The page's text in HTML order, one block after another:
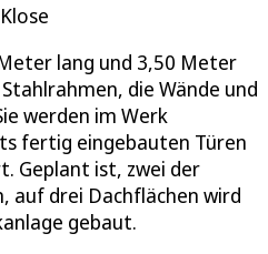
lang und 3,50 Meter
die Wände und
werden im Werk
fertig eingebauten Türen
Geplant ist, zwei der
auf drei Dachflächen wird
gebaut.